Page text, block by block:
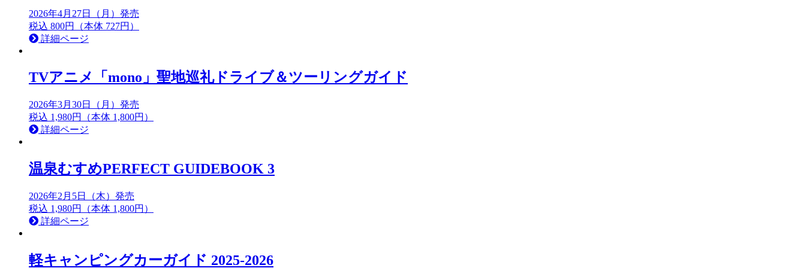
2026年4月27日（月）発売
税込 800円（本体 727円）
詳細ページ
TVアニメ「mono」聖地巡礼ドライブ＆ツーリングガイド
2026年3月30日（月）発売
税込 1,980円（本体 1,800円）
詳細ページ
温泉むすめPERFECT GUIDEBOOK 3
2026年2月5日（木）発売
税込 1,980円（本体 1,800円）
詳細ページ
軽キャンピングカーガイド 2025-2026